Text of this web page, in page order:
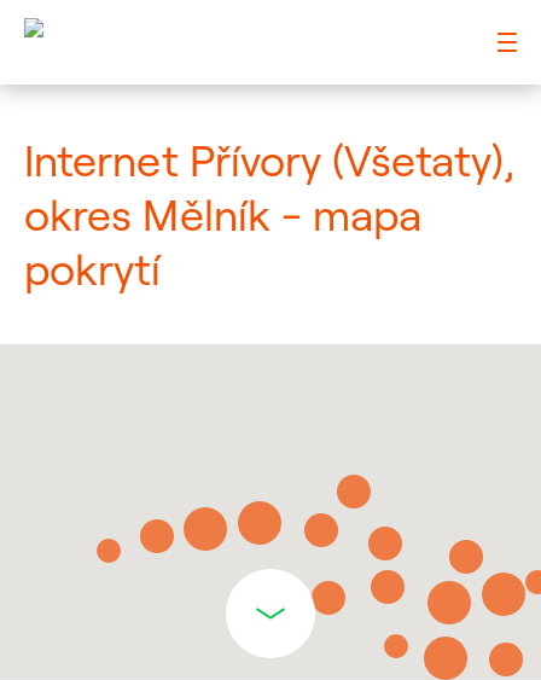
Internet Přívory (Všetaty),
okres Mělník - mapa
pokrytí
: Mapa pokrytí město